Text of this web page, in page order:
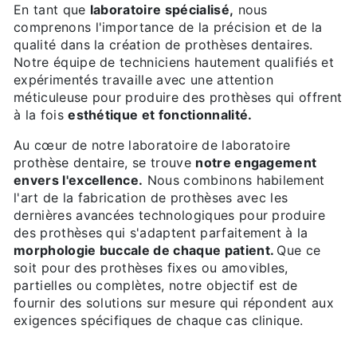
En tant que laboratoire spécialisé, nous
comprenons l'importance de la précision et de la
qualité dans la création de prothèses dentaires.
Notre équipe de techniciens hautement qualifiés et
expérimentés travaille avec une attention
méticuleuse pour produire des prothèses qui offrent
à la foisesthétique et fonctionnalité.
Au cœur de notre laboratoire de laboratoire
prothèse dentaire, se trouve notre engagement
envers l'excellence. Nous combinons habilement
l'art de la fabrication de prothèses avec les
dernières avancées technologiques pour produire
des prothèses qui s'adaptent parfaitement à la
morphologie buccale de chaque patient. Que ce
soit pour des prothèses fixes ou amovibles,
partielles ou complètes, notre objectif est de
fournir des solutions sur mesure qui répondent aux
exigences spécifiques de chaque cas clinique.